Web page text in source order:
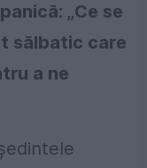
„Ce se
sălbatic care
a ne